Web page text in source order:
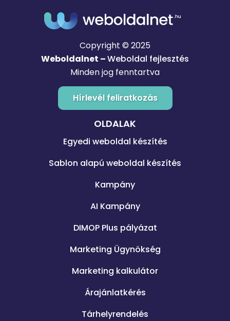
Copyright © 2025
Weboldalnet –Weboldal fejlesztés
Minden jog fenntartva
Hírlevél feliratkozás
OLDALAK
Egyedi weboldal készítés
Sablon alapú weboldal készítés
Kampány
AI Kampány
DIMOP Plus pályázat
Marketing Ügynökség
Marketing kalkulátor
Árajánlatkérés
Tárhelyrendelés